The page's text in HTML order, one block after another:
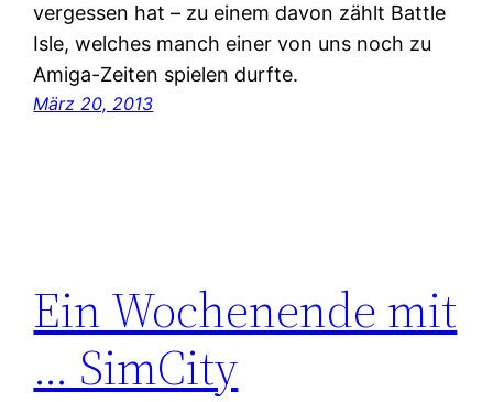
vergessen hat – zu einem davon zählt Battle
Isle, welches manch einer von uns noch zu
Amiga-Zeiten spielen durfte.
März 20, 2013
Ein Wochenende mit
… SimCity